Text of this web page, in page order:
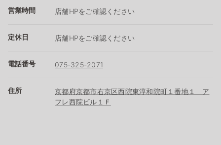
営業時間 店舗HPをご確認ください
定休日 店舗HPをご確認ください
電話番号 075-325-2071
住所
京都府京都市右京区西院東淳和院町１番地１ ア
フレ西院ビル１Ｆ